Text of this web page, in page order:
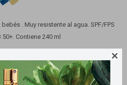

. Muy resistente al agua. SPF/FPS
50+. Contiene 240 ml